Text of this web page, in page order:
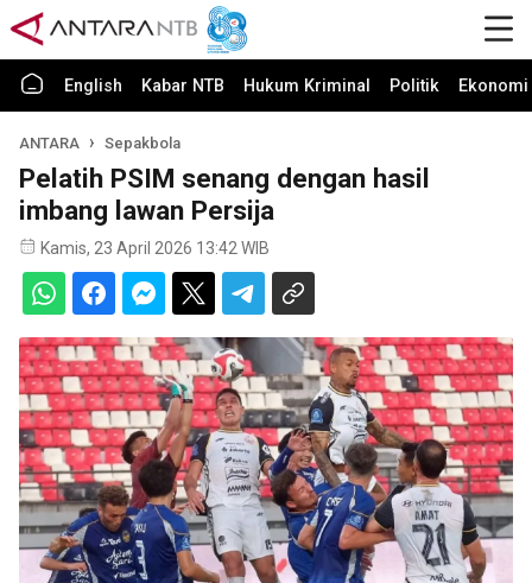
English Kabar NTB Hukum Kriminal Politik
ANTARA Sepakbola
Pelatih PSIM senang dengan hasil
imbang lawan Persija
Kamis, 23 April 2026 13:42 WIB